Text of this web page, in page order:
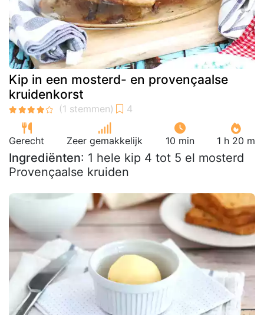
Kip in een mosterd- en provençaalse
kruidenkorst
Gerecht Zeer gemakkelijk 10 min 1 h 20 m
Ingrediënten: 1 hele kip 4 tot 5 el mosterd
Provençaalse kruiden